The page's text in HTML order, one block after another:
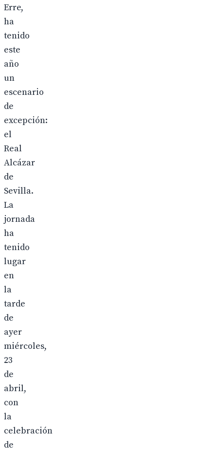
Erre,
ha
tenido
este
año
un
escenario
de
excepción:
el
Real
Alcázar
de
Sevilla.
La
jornada
ha
tenido
lugar
en
la
tarde
de
ayer
miércoles,
23
de
abril,
con
la
celebración
de